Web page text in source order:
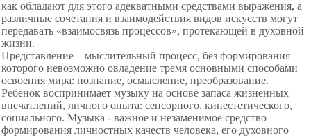
как обладают для этого адекватными средствами выражения, а
различные сочетания и взаимодействия видов искусств могут
передавать «взаимосвязь процессов», протекающей в духовной
жизни.
Представление – мыслительный процесс, без формирования
которого невозможно овладение тремя основными способами
освоения мира: познание, осмысление, преобразование.
Ребенок воспринимает музыку на основе запаса жизненных
впечатлений, личного опыта: сенсорного, кинестетического,
социального. Музыка - важное и незаменимое средство
формирования личностных качеств человека, его духовного